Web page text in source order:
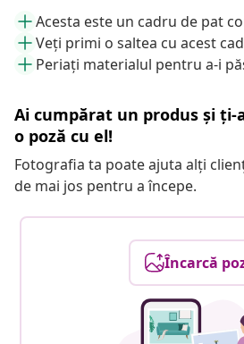
Acesta este un cadru de pat
Veți primi o saltea cu acest
Periați materialul pentru a-i
Ai cumpărat un produs și ți-
o poză cu el!
Fotografia ta poate ajuta alți
de mai jos pentru a începe.
Încarcă